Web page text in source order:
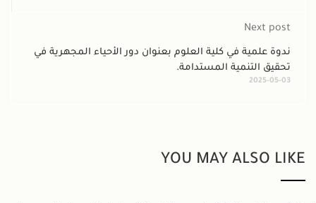
Next post
ندوة علمية في كلية العلوم بعنوان دور الأحياء المجهرية في
تحقيق التنمية المستدامة.
2025-05-03
YOU MAY ALSO LIKE